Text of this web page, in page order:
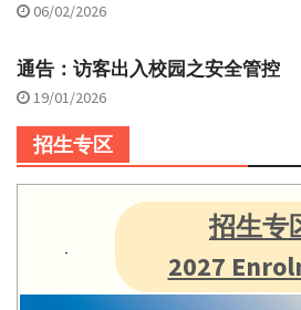
06/02/2026
通告：访客出入校园之安全管控
19/01/2026
招生专区
招生专
2027